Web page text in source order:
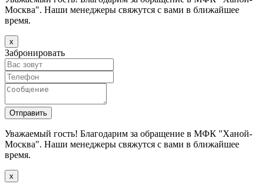
Москва". Наши менеджеры свяжутся с вами в ближайшее
время.
х
Забронировать
Уважаемый гость! Благодарим за обращение в МФК "Ханой-
Москва". Наши менеджеры свяжутся с вами в ближайшее
время.
х